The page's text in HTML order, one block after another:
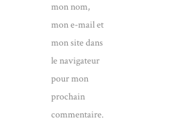
mon nom,
mon e-mail et
mon site dans
le navigateur
pour mon
prochain
commentaire.